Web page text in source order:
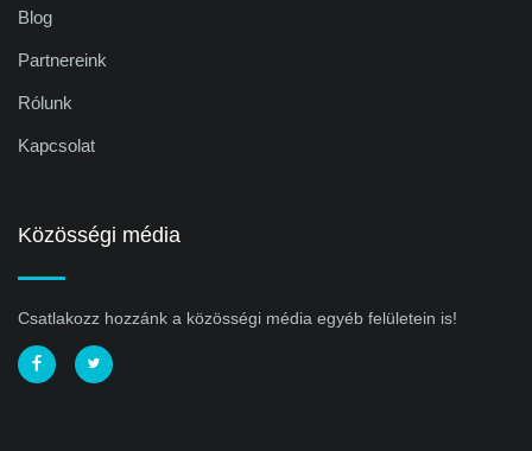
Blog
Partnereink
Rólunk
Kapcsolat
Közösségi média
Csatlakozz hozzánk a közösségi média egyéb felületein is!